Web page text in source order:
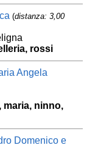
(distanza: 3,00
rossi
Angela
maria, ninno,
Domenico e